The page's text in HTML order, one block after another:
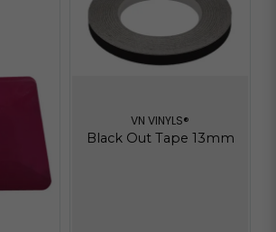
VN VINYLS®
Black Out Tape 13mm